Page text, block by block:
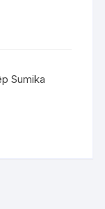
Sumika